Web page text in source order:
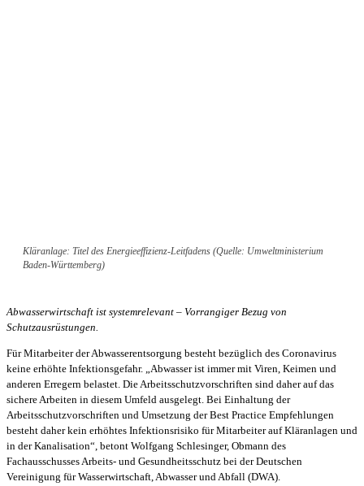
Kläranlage: Titel des Energieeffizienz-Leitfadens (Quelle: Umweltministerium
Baden-Württemberg)
Abwasserwirtschaft ist systemrelevant – Vorrangiger Bezug von
Schutzausrüstungen.
Für Mitarbeiter der Abwasserentsorgung besteht bezüglich des Coronavirus
keine erhöhte Infektionsgefahr. „Abwasser ist immer mit Viren, Keimen und
anderen Erregern belastet. Die Arbeitsschutzvorschriften sind daher auf das
sichere Arbeiten in diesem Umfeld ausgelegt. Bei Einhaltung der
Arbeitsschutzvorschriften und Umsetzung der Best Practice Empfehlungen
besteht daher kein erhöhtes Infektionsrisiko für Mitarbeiter auf Kläranlagen und
in der Kanalisation“, betont Wolfgang Schlesinger, Obmann des
Fachausschusses Arbeits- und Gesundheitsschutz bei der Deutschen
Vereinigung für Wasserwirtschaft, Abwasser und Abfall (DWA).